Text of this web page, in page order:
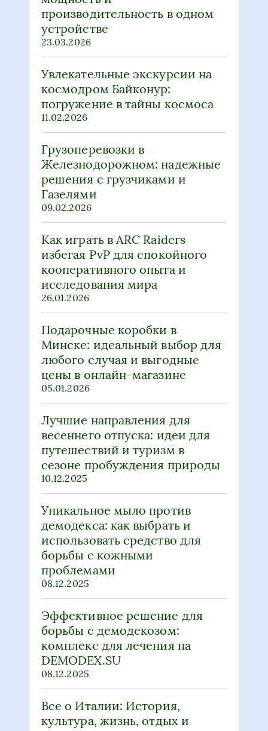
устройстве
23.03.2026
Увлекательные экскурсии на
космодром Байконур:
погружение в тайны космоса
11.02.2026
Грузоперевозки в
Железнодорожном: надежные
решения с грузчиками и
Газелями
09.02.2026
Как играть в ARC Raiders
избегая PvP для спокойного
кооперативного опыта и
исследования мира
26.01.2026
Подарочные коробки в
Минске: идеальный выбор для
любого случая и выгодные
цены в онлайн-магазине
05.01.2026
Лучшие направления для
весеннего отпуска: идеи для
путешествий и туризм в
сезоне пробуждения природы
10.12.2025
Уникальное мыло против
демодекса: как выбрать и
использовать средство для
борьбы с кожными
проблемами
08.12.2025
Эффективное решение для
борьбы с демодекозом:
комплекс для лечения на
DEMODEX.SU
08.12.2025
Все о Италии: История,
культура, жизнь, отдых и
туризм